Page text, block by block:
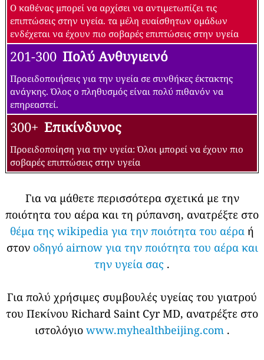
Ο καθένας μπορεί να αρχίσει να αντιμετωπίζει τις
επιπτώσεις στην υγεία. τα μέλη ευαίσθητων ομάδων
ενδέχεται να έχουν πιο σοβαρές επιπτώσεις στην υγεία
201-300 Πολύ Ανθυγιεινό
Προειδοποιήσεις για την υγεία σε συνθήκες έκτακτης
ανάγκης. Όλος ο πληθυσμός είναι πολύ πιθανόν να
επηρεαστεί.
300+ Επικίνδυνος
Προειδοποίηση για την υγεία: Όλοι μπορεί να έχουν πιο
σοβαρές επιπτώσεις στην υγεία
Για να μάθετε περισσότερα σχετικά με την
ποιότητα του αέρα και τη ρύπανση, ανατρέξτε στο
θέμα της wikipedia για την ποιότητα του αέρα ή
στον οδηγό airnow για την ποιότητα του αέρα και
την υγεία σας .
Για πολύ χρήσιμες συμβουλές υγείας του γιατρού
του Πεκίνου Richard Saint Cyr MD, ανατρέξτε στο
ιστολόγιο www.myhealthbeijing.com.